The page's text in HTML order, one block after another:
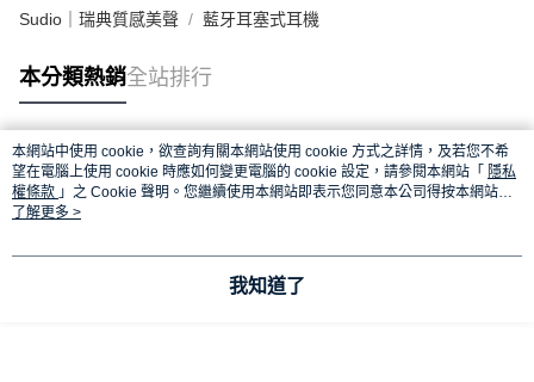
Sudio｜瑞典質感美聲 藍牙耳塞式耳機
本分類熱銷全站排行
熱門標籤
本網站中使用 cookie，欲查詢有關本網站使用 cookie 方式之詳情，及若您不希
望在電腦上使用 cookie 時應如何變更電腦的 cookie 設定，請參閱本網站「 隱私
權條款 」之 Cookie 聲明。您繼續使用本網站即表示您同意本公司得按本網站使
用條款之 Cookie 聲明使用 cookie。
了解更多 >
我知道了